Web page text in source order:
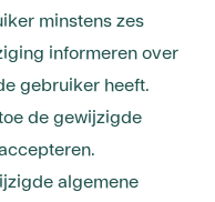
minstens zes
informeren over
gebruiker heeft.
de gewijzigde
algemene